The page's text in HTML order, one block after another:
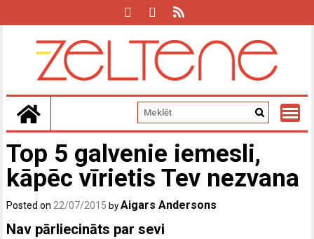
Top 5 galvenie iemesli,
kāpēc vīrietis Tev nezvana
Posted on 22/07/2015 byAigars Andersons
Nav pārliecināts par sevi